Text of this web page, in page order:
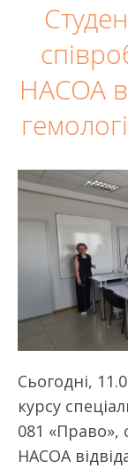
НАСОА
Сьогодні,
курсу
081 «Право»,
НАСОА